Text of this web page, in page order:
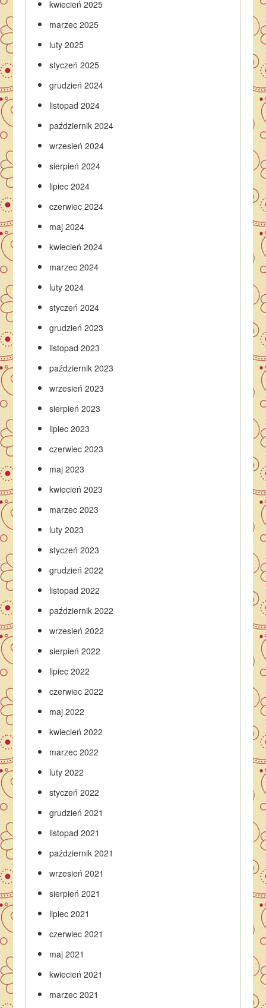
kwiecień 2025
marzec 2025
luty 2025
styczeń 2025
grudzień 2024
listopad 2024
październik 2024
wrzesień 2024
sierpień 2024
lipiec 2024
czerwiec 2024
maj 2024
kwiecień 2024
marzec 2024
luty 2024
styczeń 2024
grudzień 2023
listopad 2023
październik 2023
wrzesień 2023
sierpień 2023
lipiec 2023
czerwiec 2023
maj 2023
kwiecień 2023
marzec 2023
luty 2023
styczeń 2023
grudzień 2022
listopad 2022
październik 2022
wrzesień 2022
sierpień 2022
lipiec 2022
czerwiec 2022
maj 2022
kwiecień 2022
marzec 2022
luty 2022
styczeń 2022
grudzień 2021
listopad 2021
październik 2021
wrzesień 2021
sierpień 2021
lipiec 2021
czerwiec 2021
maj 2021
kwiecień 2021
marzec 2021